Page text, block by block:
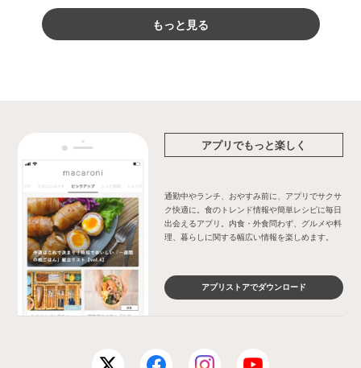
もっと見る
アプリでもっと楽しく
通勤中やランチ、おやすみ前に、アプリでサクサ
ク快適に。食のトレンド情報や簡単レシピに毎日
出会えるアプリ。内食・外食問わず、グルメや料
理、暮らしに関する幅広い情報を楽しめます。
アプリストアでダウンロード